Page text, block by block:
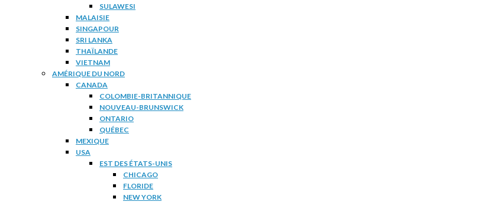
SULAWESI
MALAISIE
SINGAPOUR
SRI LANKA
THAÏLANDE
VIETNAM
AMÉRIQUE DU NORD
CANADA
COLOMBIE-BRITANNIQUE
NOUVEAU-BRUNSWICK
ONTARIO
QUÉBEC
MEXIQUE
USA
EST DES ÉTATS-UNIS
CHICAGO
FLORIDE
NEW YORK